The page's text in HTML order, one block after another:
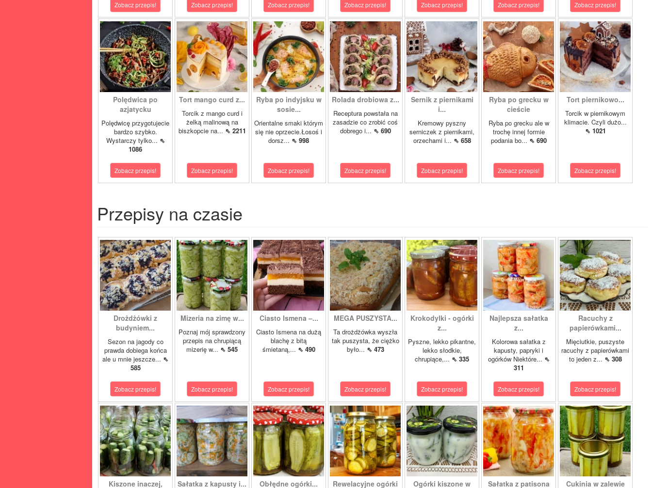
Zobacz przepis! Zobacz przepis! Zobacz przepis! Zobacz przepis! Zobacz przepis! Zobacz przepis! Zobacz przepis!
Polędwica po
azjatycku
Polędwicę przygotujecie
bardzo szybko.
Wystarczy tylko... ⇖
1086
Zobacz przepis!
Tort mango curd z...
Torcik z mango curd i
żelką malinową na
biszkopcie na... ⇖ 2211
Zobacz przepis!
Ryba po indyjsku w
sosie...
Orientalne smaki którym
się nie oprzecie.Łosoś i
dorsz... ⇖ 998
Zobacz przepis!
Rolada drobiowa z...
Receptura powstała na
zasadzie co zrobić coś
dobrego i... ⇖ 690
Zobacz przepis!
Sernik z piernikami
i...
Kremowy pyszny
serniczek z piernikami,
orzechami i... ⇖ 658
Zobacz przepis!
Ryba po grecku w
cieście
Ryba po grecku ale w
trochę innej formie
podania bo... ⇖ 690
Zobacz przepis!
Tort piernikowo...
Torcik w piernikowym
klimacie. Czyli dużo...
⇖ 1021
Zobacz przepis!
Przepisy na czasie
Drożdżówki z
budyniem...
Sezon na jagody co
prawda dobiega końca
ale u mnie jeszcze... ⇖
585
Zobacz przepis!
Mizeria na zimę w...
Poznaj mój sprawdzony
przepis na chrupiącą
mizerię w... ⇖ 545
Zobacz przepis!
Ciasto Ismena –...
Ciasto Ismena na dużą
blachę z bitą
śmietaną,... ⇖ 490
Zobacz przepis!
MEGA PUSZYSTA...
Ta drożdżówka wyszła
tak puszysta, że ciężko
było... ⇖ 473
Zobacz przepis!
Krokodylki - ogórki
z...
Pyszne, lekko pikantne,
lekko słodkie,
chrupiące,... ⇖ 335
Zobacz przepis!
Najlepsza sałatka
z...
Kolorowa sałatka z
kapusty, papryki i
ogórków Niektóre... ⇖
311
Zobacz przepis!
Racuchy z
papierówkami...
Mięciutkie, puszyste
racuchy z papierówkami
to jeden z... ⇖ 308
Zobacz przepis!
Kiszone inaczej, Sałatka z kapusty i... Obłędne ogórki... Rewelacyjne ogórki Ogórki kiszone w Sałatka z patisona Cukinia w zalewie